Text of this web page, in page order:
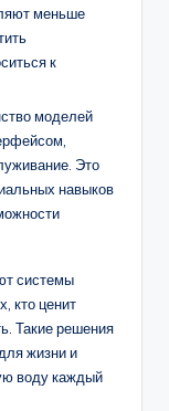
меньше
к
моделей
Это
навыков
системы
кто ценит
Такие решения
жизни и
воду каждый